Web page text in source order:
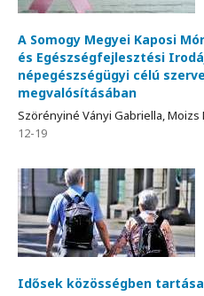
A Somogy Megyei Kaposi
és Egészségfejlesztési
népegészségügyi célú
megvalósításában
Szörényiné Ványi Gabriella, Moizs
12-19
Idősek közösségben